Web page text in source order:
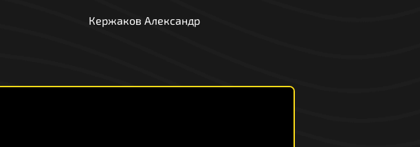
Кержаков Александр